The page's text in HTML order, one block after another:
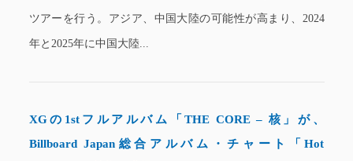
ツアーを行う。アジア、中国大陸の可能性が高まり、2024
年と2025年に中国大陸...
XGの1stフルアルバム「THE CORE – 核」が、
Billboard Japan総合アルバム・チャート「Hot